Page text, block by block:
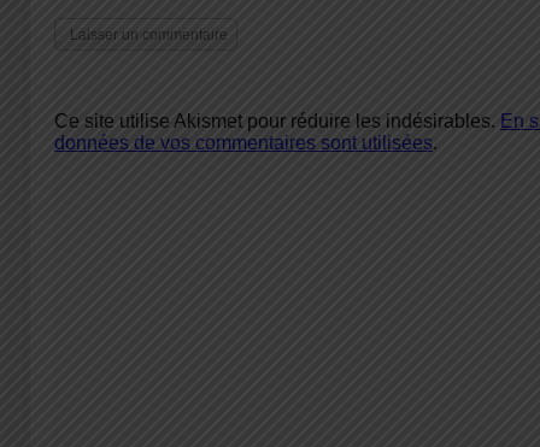
Ce site utilise Akismet pour réduire les indésirables. En
données de vos commentaires sont utilisées.